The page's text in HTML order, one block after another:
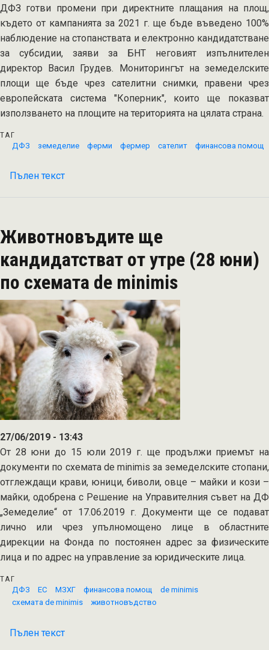
ДФЗ готви промени при директните плащания на площ,
където от кампанията за 2021 г. ще бъде въведено 100%
наблюдение на стопанствата и електронно кандидатстване
за субсидии, заяви за БНТ неговият изпълнителен
директор Васил Грудев. Мониторингът на земеделските
площи ще бъде чрез сателитни снимки, правени чрез
европейската система "Коперник", които ще показват
използването на площите на територията на цялата страна.
ТАГ
ДФЗ
земеделие ферми фермер сателит финансова помощ
Пълен текст
сателитно
на
стопанствата
Животновъдите ще
кандидатстват от утре (28 юни)
по схемата de minimis
27/06/2019 - 13:43
От 28 юни до 15 юли 2019 г. ще продължи приемът на
документи по схемата de minimis за земеделските стопани,
отглеждащи крави, юници, биволи, овце – майки и кози –
майки, одобрена с Решение на Управителния съвет на ДФ
„Земеделие“ от 17.06.2019 г. Документи ще се подават
лично или чрез упълномощено лице в областните
дирекции на Фонда по постоянен адрес за физическите
лица и по адрес на управление за юридическите лица.
ТАГ
ДФЗ
ЕС МЗХГ финансова помощ
de minimis
схемата de minimis
животновъдство
Пълен текст